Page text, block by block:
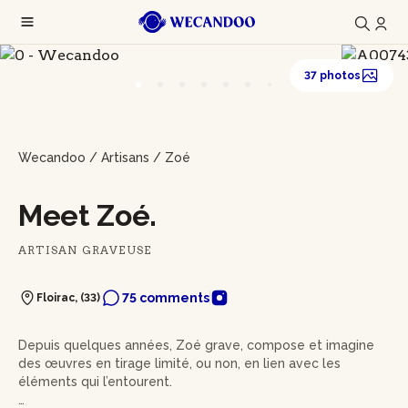
37 photos
Wecandoo / Artisans / Zoé
Meet Zoé.
ARTISAN GRAVEUSE
Floirac, (33) 75 comments
Depuis quelques années, Zoé grave, compose et imagine
des œuvres en tirage limité, ou non, en lien avec les
éléments qui l’entourent.